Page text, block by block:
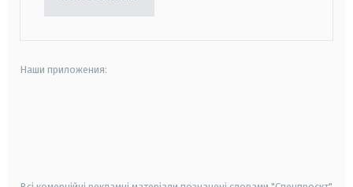
Наши приложения: